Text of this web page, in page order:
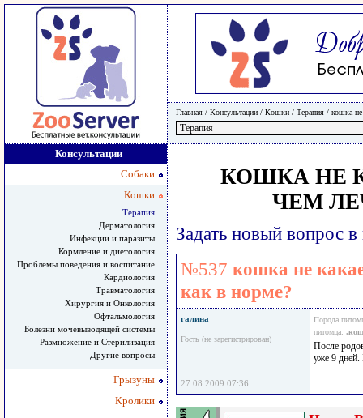
Главная / Консультации / Кошки / Терапия / кошка
Консультации
Собаки
Кошки
Терапия
Дерматология
Инфекции и паразиты
Кормление и диетология
Проблемы поведения и воспитание
Кардиология
Травматология
Хирургия и Онкология
Офтальмология
Болезни мочевыводящей системы
Размножение и Стерилизация
Другие вопросы
Грызуны
Кролики
КОШКА НЕ
ЧЕМ
Задать новый вопрос
№537 кошка не
как в норме?
галина
Гость (не зарегистрирован)
Порода
питомца:
После
уже 9 дней.
27.08.2009 07:36